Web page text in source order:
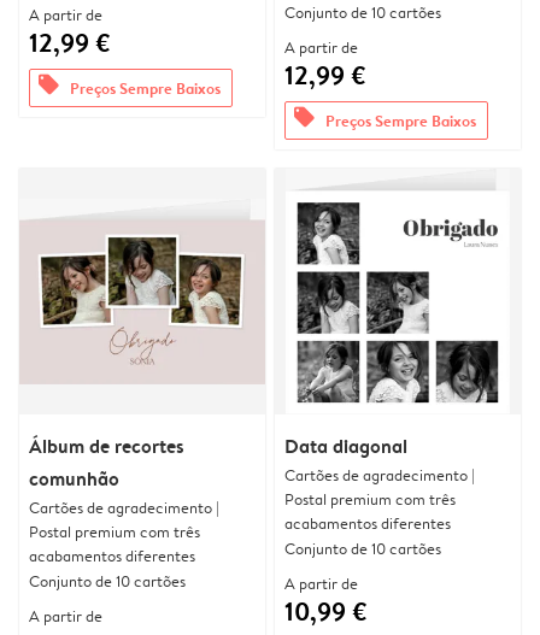
A partir de
12,99 €
offers Preços Sempre Baixos
Conjunto de 10 cartões
A partir de
12,99 €
offers Preços Sempre Baixos
Álbum de recortes
comunhão
Cartões de agradecimento |
Postal premium com três
acabamentos diferentes
Conjunto de 10 cartões
A partir de
Data diagonal
Cartões de agradecimento |
Postal premium com três
acabamentos diferentes
Conjunto de 10 cartões
A partir de
10,99 €